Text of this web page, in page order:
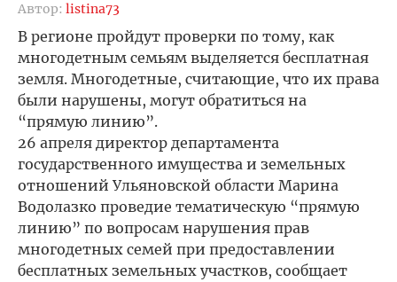
Автор: listina73
В регионе пройдут проверки по тому, как
многодетным семьям выделяется бесплатная
земля. Многодетные, считающие, что их права
были нарушены, могут обратиться на
“прямую линию”.
26 апреля директор департамента
государственного имущества и земельных
отношений Ульяновской области Марина
Водолазко проведие тематическую “прямую
линию” по вопросам нарушения прав
многодетных семей при предоставлении
бесплатных земельных участков, сообщает